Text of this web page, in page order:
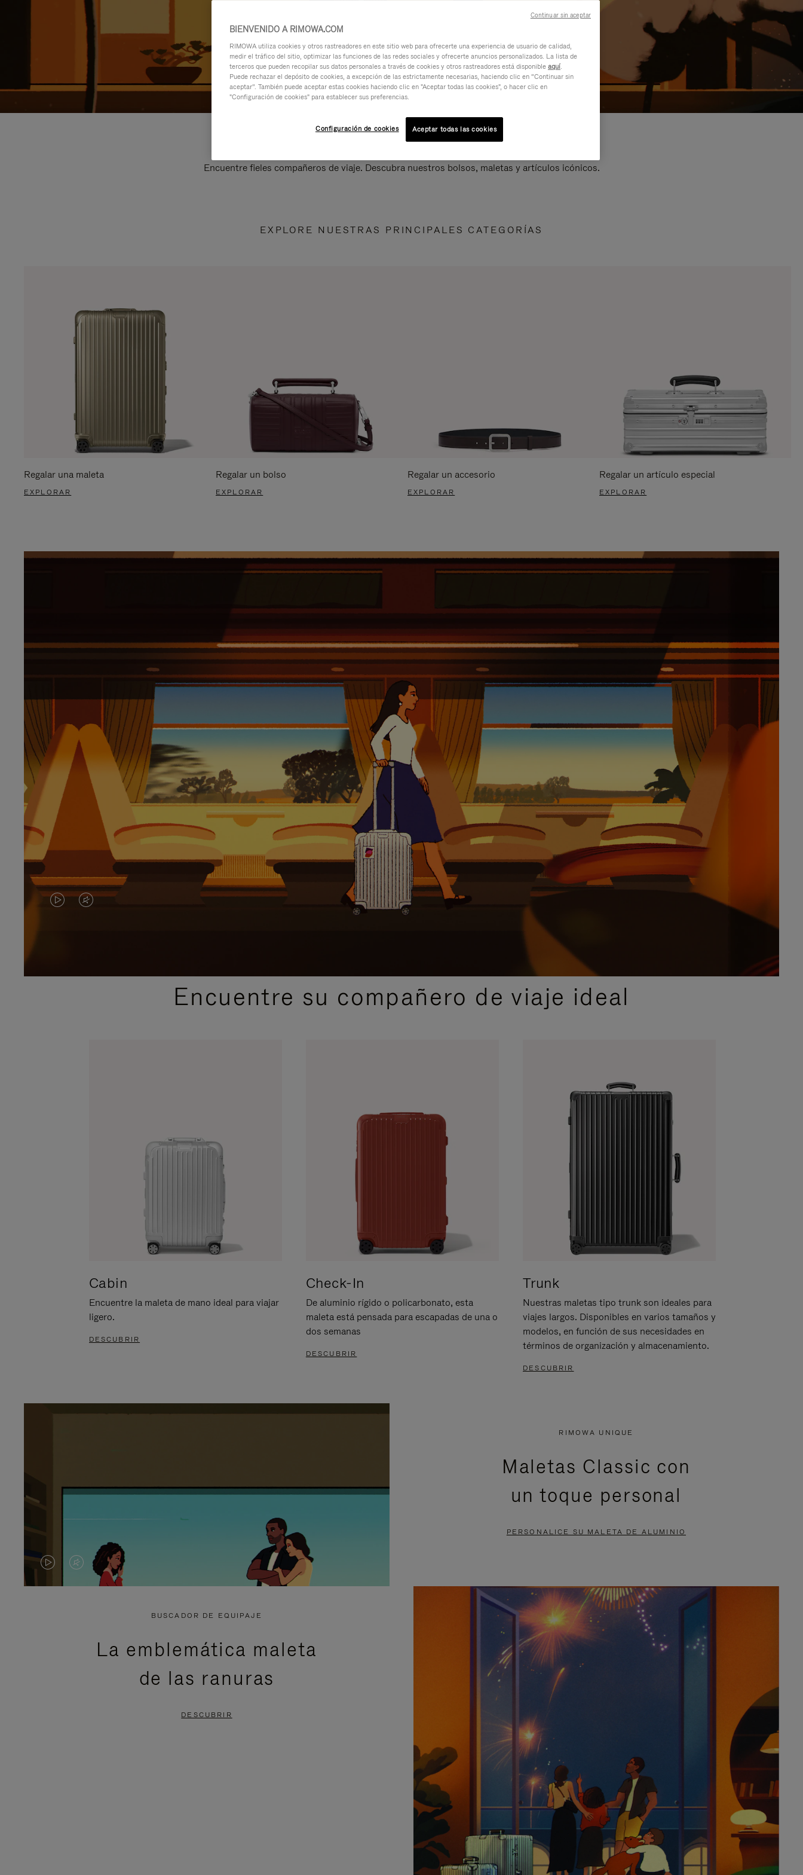
Encuentre fieles compañeros de viaje. Descubra nuestros bolsos, maletas y artículos icónicos.
EXPLORE NUESTRAS PRINCIPALES CATEGORÍAS
Regalar una maleta
EXPLORAR
Regalar un bolso
EXPLORAR
Regalar un accesorio
EXPLORAR
Regalar un artículo especial
EXPLORAR
EL
ESTÁ
EL
VÍDEO
Encuentre su compañero de viaje ideal
Cabin
Encuentre la maleta de mano ideal para viajar
ligero.
DESCUBRIR
Check-In
De aluminio rígido o policarbonato, esta
maleta está pensada para escapadas de una o
dos semanas
DESCUBRIR
Trunk
Nuestras maletas tipo trunk son ideales para
viajes largos. Disponibles en varios tamaños y
modelos, en función de sus necesidades en
términos de organización y almacenamiento.
DESCUBRIR
EL
PAUSADO,
EL
ESTÁ
DESACTIVADO:
RIMOWA UNIQUE
Maletas Classic con
un toque personal
PERSONALICE SU MALETA DE ALUMINIO
BUSCADOR DE EQUIPAJE
La emblemática maleta
de las ranuras
DESCUBRIR
BIENVENIDO A RIMOWA.COM
RIMOWA utiliza cookies y otros rastreadores en este sitio web para ofrecerte una experiencia de usuario de calidad,
medir el tráfico del sitio, optimizar las funciones de las redes sociales y ofrecerte anuncios personalizados. La lista de
terceros que pueden recopilar sus datos personales a través de cookies y otros rastreadores está disponibleaquí.
Puede rechazar el depósito de cookies, a excepción de las estrictamente necesarias, haciendo clic en “Continuar sin
aceptar”. También puede aceptar estas cookies haciendo clic en "Aceptar todas las cookies", o hacer clic en
"Configuración de cookies" para establecer sus preferencias.
Configuración de cookies Aceptar todas las cookies
Continuar sin aceptar